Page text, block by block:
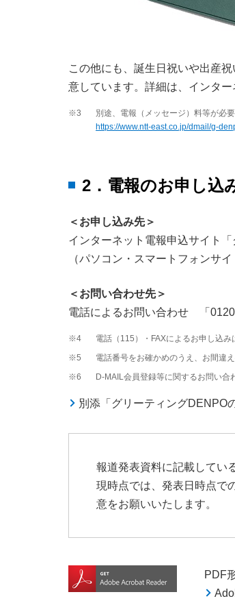
この他にも、誕生日祝いや出産
意しています。詳細は、インタ
※3
別途、電報（メッセージ）料等が必
https://www.ntt-east.co.jp/dmail/g-
2．電報のお申し込
＜お申し込み先＞
インターネット電報申込サイト「
（パソコン・スマートフォンサイ
＜お問い合わせ先＞
電話によるお問い合わせ 「
※4 電話（115）・FAXによるお申し込み
※5
電話番号をお確かめのうえ、お間違
※6
D-MAIL会員登録等に関するお問い合
別添「グリーティングDENPO
報道発表資料に記載してい
現時点では、発表日時点で
意をお願いいたします。
PDF